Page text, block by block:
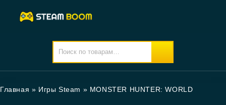
Главная » Игры Steam » MONSTER HUNTER: WORLD